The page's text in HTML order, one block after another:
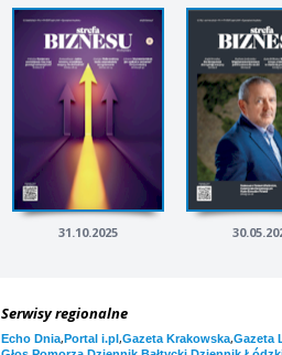
31.10.2025
Serwisy regionalne
Echo Dnia,Portal i.pl,Gazeta Krakowska,Gazeta